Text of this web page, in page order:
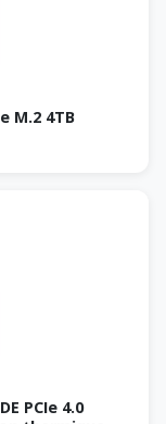
M.2 4TB
PCIe 4.0